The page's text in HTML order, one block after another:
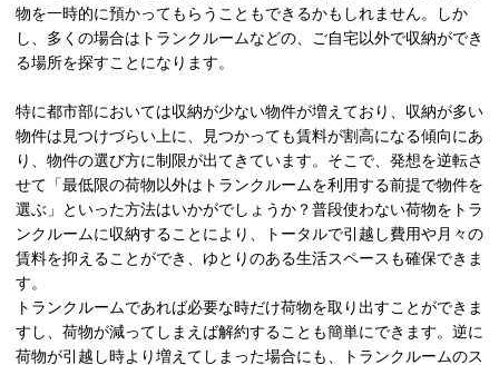
物を一時的に預かってもらうこともできるかもしれません。しか
し、多くの場合はトランクルームなどの、ご自宅以外で収納ができ
る場所を探すことになります。
特に都市部においては収納が少ない物件が増えており、収納が多い
物件は見つけづらい上に、見つかっても賃料が割高になる傾向にあ
り、物件の選び方に制限が出てきています。そこで、発想を逆転さ
せて「最低限の荷物以外はトランクルームを利用する前提で物件を
選ぶ」といった方法はいかがでしょうか？普段使わない荷物をトラ
ンクルームに収納することにより、トータルで引越し費用や月々の
賃料を抑えることができ、ゆとりのある生活スペースも確保できま
す。
トランクルームであれば必要な時だけ荷物を取り出すことができま
すし、荷物が減ってしまえば解約することも簡単にできます。逆に
荷物が引越し時より増えてしまった場合にも、トランクルームのス